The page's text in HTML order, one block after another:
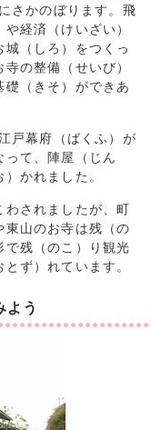
さかのぼります。飛
経済（けいざい）
（しろ）をつくっ
の整備（せいび）
（きそ）ができあ
戸幕府（ばくふ）が
って、陣屋（じん
かれました。
されましたが、町
東山のお寺は残（の
で残（のこ）り観光
ず）れています。
よう